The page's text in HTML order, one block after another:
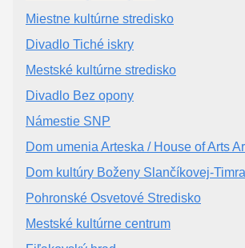
Miestne kultúrne stredisko
Divadlo Tiché iskry
Mestské kultúrne stredisko
Divadlo Bez opony
Námestie SNP
Dom umenia Arteska / House of Arts
Dom kultúry Boženy Slančíkovej-
Pohronské Osvetové Stredisko
Mestské kultúrne centrum